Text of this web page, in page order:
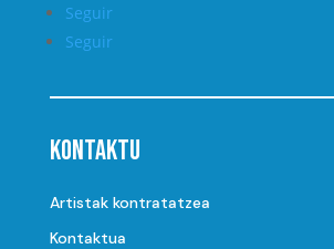
Seguir
Seguir
Kontaktu
Artistak kontratatzea
Kontaktua